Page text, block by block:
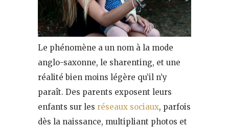
Le phénomène a un nom à la mode
anglo-saxonne, le sharenting, et une
réalité bien moins légère qu’il n’y
paraît. Des parents exposent leurs
enfants sur les réseaux sociaux, parfois
dès la naissance, multipliant photos et